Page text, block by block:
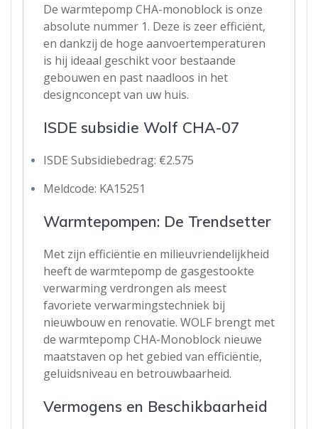
De warmtepomp CHA-monoblock is onze
absolute nummer 1. Deze is zeer efficiënt,
en dankzij de hoge aanvoertemperaturen
is hij ideaal geschikt voor bestaande
gebouwen en past naadloos in het
designconcept van uw huis.
ISDE subsidie Wolf CHA-07
ISDE Subsidiebedrag: €2.575
Meldcode: KA15251
Warmtepompen: De Trendsetter
Met zijn efficiëntie en milieuvriendelijkheid
heeft de warmtepomp de gasgestookte
verwarming verdrongen als meest
favoriete verwarmingstechniek bij
nieuwbouw en renovatie. WOLF brengt met
de warmtepomp CHA-Monoblock nieuwe
maatstaven op het gebied van efficiëntie,
geluidsniveau en betrouwbaarheid.
Vermogens en Beschikbaarheid